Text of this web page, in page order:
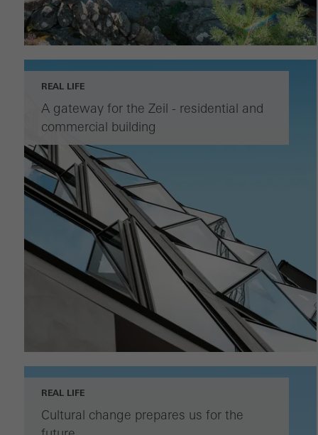
REAL LIFE
A gateway for the Zeil - residential and
commercial building
REAL LIFE
Cultural change prepares us for the